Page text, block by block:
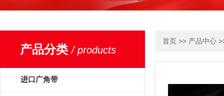
产品分类/ products
进口广角带
首页 >> 产品中心